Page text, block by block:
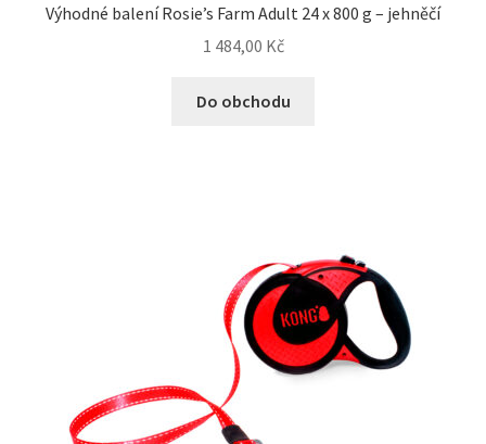
Výhodné balení Rosie’s Farm Adult 24 x 800 g – jehněčí
1 484,00 Kč
Do obchodu